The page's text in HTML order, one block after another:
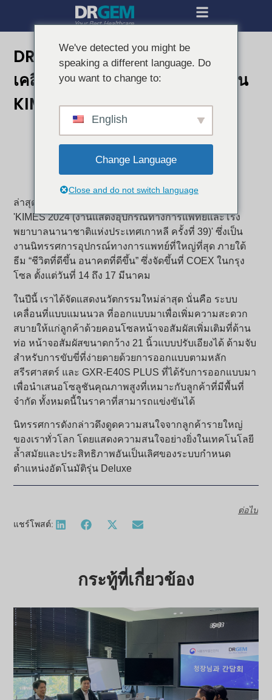
DRGEM เปิดตัวระบบเอกซเรย์
เคลื่อนที่แบบแมนนวลรุ่นใหม่ที่งาน
KIMES 2024
ล่าสุด DRGEM ประสบความสำเร็จในการเข้าร่วมงาน
'KIMES 2024 (งานแสดงอุปกรณ์ทางการแพทย์และโรง
พยาบาลนานาชาติแห่งประเทศเกาหลี ครั้งที่ 39)' ซึ่งเป็น
งานนิทรรศการอุปกรณ์ทางการแพทย์ที่ใหญ่ที่สุด ภายใต้
ธีม “ชีวิตที่ดีขึ้น อนาคตที่ดีขึ้น” ซึ่งจัดขึ้นที่ COEX ในกรุง
โซล ตั้งแต่วันที่ 14 ถึง 17 มีนาคม
ในปีนี้ เราได้จัดแสดงนวัตกรรมใหม่ล่าสุด นั่นคือ ระบบ
เคลื่อนที่แบบแมนนวล ที่ออกแบบมาเพื่อเพิ่มความสะดวก
สบายให้แก่ลูกค้าด้วยคอนโซลหน้าจอสัมผัสเพิ่มเติมที่ด้าน
ท่อ หน้าจอสัมผัสขนาดกว้าง 21 นิ้วแบบปรับเอียงได้ ด้ามจับ
สำหรับการขับขี่ที่ง่ายดายด้วยการออกแบบตามหลัก
สรีรศาสตร์ และ GXR-E40S PLUS ที่ได้รับการออกแบบมา
เพื่อนำเสนอโซลูชันคุณภาพสูงที่เหมาะกับลูกค้าที่มีพื้นที่
จำกัด ทั้งหมดนี้ในราคาที่สามารถแข่งขันได้
นิทรรศการดังกล่าวดึงดูดความสนใจจากลูกค้ารายใหญ่
ของเราทั่วโลก โดยแสดงความสนใจอย่างยิ่งในเทคโนโลยี
ล้ำสมัยและประสิทธิภาพอันเป็นเลิศของระบบกำหนด
ตำแหน่งอัตโนมัติรุ่น Deluxe
ต่อไป
แชร์โพสต์:
กระทู้ที่เกี่ยวข้อง
We've detected you might be
speaking a different language. Do
you want to change to:
English
Change Language
Close and do not switch language